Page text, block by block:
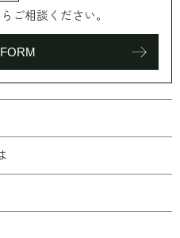
ご相談ください。